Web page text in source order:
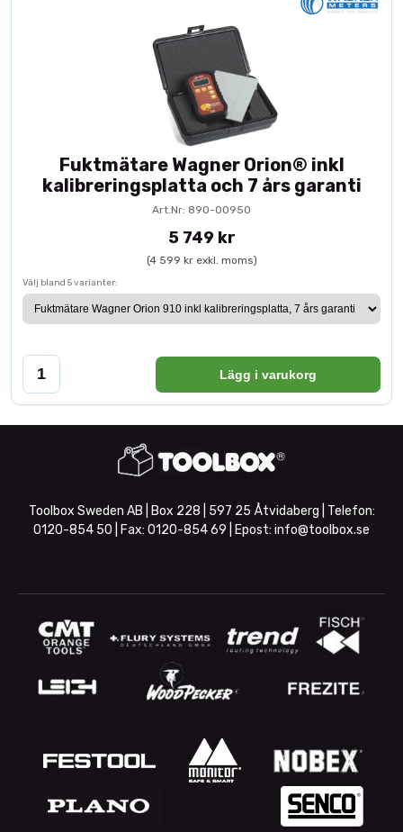
Fuktmätare Wagner Orion® inkl
kalibreringsplatta och 7 års garanti
Art.Nr: 890-00950
5 749 kr
(4 599 kr exkl. moms)
Välj bland 5 varianter:
Lägg i varukorg
Toolbox Sweden AB | Box 228 | 597 25 Åtvidaberg | Telefon:
0120-854 50 | Fax: 0120-854 69 | Epost: info@toolbox.se